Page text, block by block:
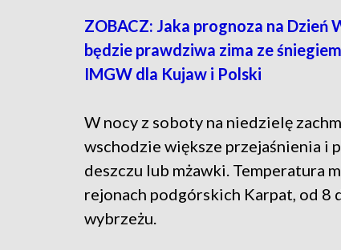
ZOBACZ: Jaka prognoza na
będzie prawdziwa zima ze
IMGW dla Kujaw i Polski
W nocy z soboty na niedzielę
wschodzie większe przejaśnienia i
deszczu lub mżawki. Temperatura
rejonach podgórskich Karpat, od 8
wybrzeżu.